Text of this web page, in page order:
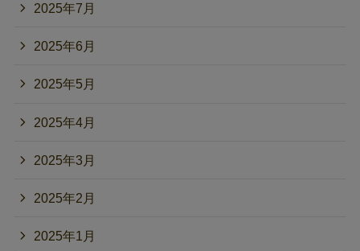
2025年7月
2025年6月
2025年5月
2025年4月
2025年3月
2025年2月
2025年1月